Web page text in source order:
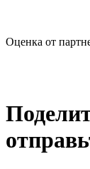
Оценка от